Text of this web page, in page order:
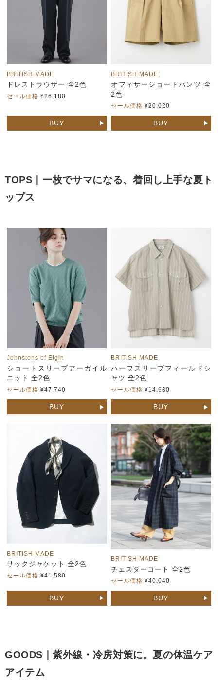
BRITISH MADE
ドレストラウザー 全2色
セール価格 ¥26,180
BUY
BRITISH MADE
オフィサーショートパンツ 全
2色
セール価格 ¥20,020
BUY
TOPS｜一枚でサマになる、着回し上手な夏ト
ップス
Johnstons of Elgin
ショートスリーブアーガイル
ニット 全2色
セール価格 ¥47,740
BUY
BRITISH MADE
ハーフスリーブフィールドシ
ャツ 全2色
セール価格 ¥14,630
BUY
BRITISH MADE
サックジャケット 全2色
セール価格 ¥41,580
BUY
BRITISH MADE
チェスターコート 全2色
セール価格 ¥40,040
BUY
GOODS｜紫外線・冷房対策に。夏の体温ケア
アイテム